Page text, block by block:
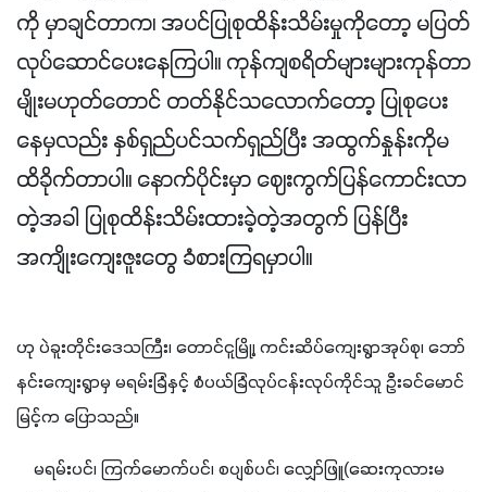
ကို မှာချင်တာက၊ အပင်ပြုစုထိန်းသိမ်းမှုကိုတော့ မပြတ်
လုပ်ဆောင်ပေးနေကြပါ။ ကုန်ကျစရိတ်များများကုန်တာ
မျိုးမဟုတ်တောင် တတ်နိုင်သလောက်တော့ ပြုစုပေး
နေမှလည်း နှစ်ရှည်ပင်သက်ရှည်ပြီး အထွက်နှုန်းကိုမ
ထိခိုက်တာပါ။ နောက်ပိုင်းမှာ ဈေးကွက်ပြန်ကောင်းလာ
တဲ့အခါ ပြုစုထိန်းသိမ်းထားခဲ့တဲ့အတွက် ပြန်ပြီး
အကျိုးကျေးဇူးတွေ ခံစားကြရမှာပါ။
ဟု ပဲခူးတိုင်းဒေသကြီး၊ တောင်ငူမြို့၊ ကင်းဆိပ်ကျေးရွာအုပ်စု၊ ဘော်
နင်းကျေးရွာမှ မရမ်းခြံနှင့် စံပယ်ခြံလုပ်ငန်းလုပ်ကိုင်သူ ဦးခင်မောင်
မြင့်က ပြောသည်။
မရမ်းပင်၊ ကြက်မောက်ပင်၊ စပျစ်ပင်၊ လျှော်ဖြူ(ဆေးကုလားမ